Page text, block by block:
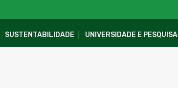
SUSTENTABILIDADE UNIVERSIDADE E PESQUISA